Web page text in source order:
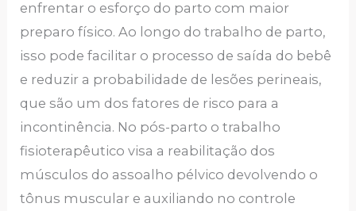
enfrentar o esforço do parto com maior
preparo físico. Ao longo do trabalho de parto,
isso pode facilitar o processo de saída do bebê
e reduzir a probabilidade de lesões perineais,
que são um dos fatores de risco para a
incontinência. No pós-parto o trabalho
fisioterapêutico visa a reabilitação dos
músculos do assoalho pélvico devolvendo o
tônus muscular e auxiliando no controle